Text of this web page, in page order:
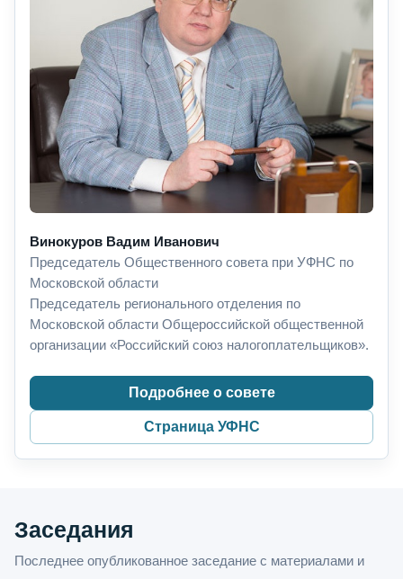
Винокуров Вадим Иванович
Председатель Общественного совета при УФНС по
Московской области
Председатель регионального отделения по
Московской области Общероссийской общественной
организации «Российский союз налогоплательщиков».
Подробнее о совете
Страница УФНС
Заседания
Последнее опубликованное заседание с материалами и